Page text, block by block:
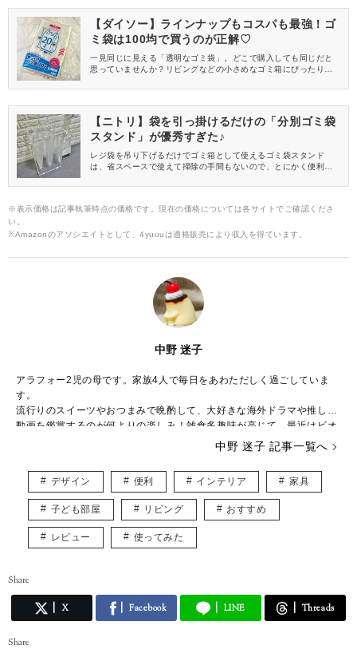
【ダイソー】ラインナップもコスパも最強！ゴ
ミ袋は100均で買うのが正解♡
一見同じに見える「透明なゴミ袋」。どこで購入しても同じだと
思っていませんか？リビングなどの小さめなゴミ箱にぴったりサ
文句なしです♪詳しくレビューします。
【ニトリ】袋を引っ掛けるだけの「分別ゴミ袋
スタンド」が優秀すぎた♪
レジ袋を吊り下げるだけでゴミ箱として使えるゴミ袋スタンド
は、省スペースで使えて掃除の手間もないので、とにかく便利！
が、今回はお値段以上に優秀なニトリのゴミ袋スタンドをご紹介
※表示価格は記事執筆時点の価格です。現在の価格については各サイトでご確認くださ
い。
※Amazonのアソシエイトとして、4yuuuは適格販売により収入を得ています。
中野 迷子
アラフォー2児の母です。家族4人で毎日をあわただしく過ごしていま
す。
流行りのスイーツやおつまみで晩酌して、大好きな海外ドラマや推しの
動画を鑑賞するのが何よりの楽しみ！雑食多趣味が高じて、最近はビオ
K-POPにものめり込んで、推しと同じ食べ物を食べて、推しの使ってい
るリップクリームを買い、推しのダンスを完コピしたりと、推しへの愛
がとまりません。
中野 迷子 記事一覧へ
デザイン 便利 インテリア 家具
子ども部屋 リビング おすすめ
レビュー 使ってみた
Share
X Facebook LINE Threads
Share